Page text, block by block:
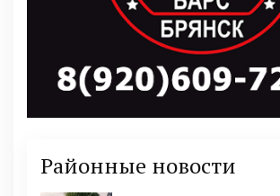
Районные новости